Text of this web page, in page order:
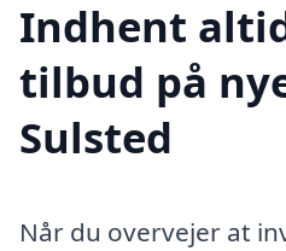
Indhent
tilbud på
Sulsted
Når du overvejer at